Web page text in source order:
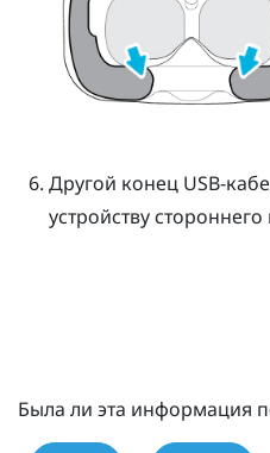
Другой конец USB-
устройству
Была ли эта информация